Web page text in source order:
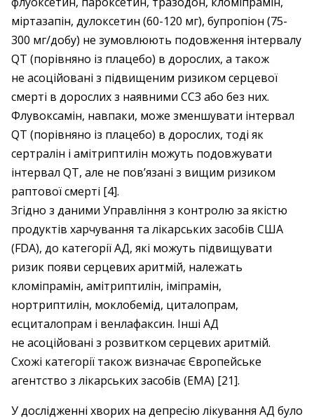
міртазапін, дулоксетин (60-120 мг), бупропіон (75-
300 мг/добу) не зумовлюють подовження інтервалу
QT (порівняно із плацебо) в дорослих, а також
не асоційовані з підвищеним ризиком серцевої
смерті в дорослих з наявними ССЗ або без них.
Флувоксамін, навпаки, може зменшувати інтервал
QT (порівняно із плацебо) в дорослих, тоді як
сертралін і амітриптилін можуть подовжувати
інтервал QT, але не пов’язані з вищим ризиком
раптової смерті [4].
Згідно з даними Управління з контролю за якістю
продуктів харчування та лікарських засобів США
(FDA), до категорії АД, які можуть підвищувати
ризик появи серцевих аритмій, належать
кломіпрамін, амітриптилін, іміпрамін,
нортриптилін, моклобемід, циталопрам,
есциталопрам і венлафаксин. Інші АД
не асоційовані з розвитком серцевих аритмій.
Схожі категорії також визначає Європейське
агентство з лікарських засобів (ЕМА) [21].
У дослідженні хворих на депресію лікування АД було